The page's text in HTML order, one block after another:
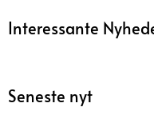
Interessante
Seneste nyt